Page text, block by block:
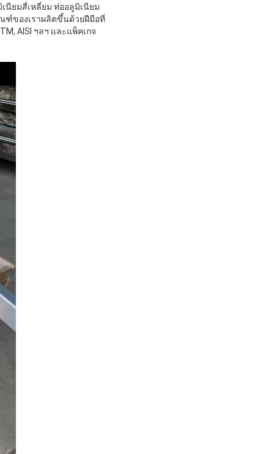
นียมสี่เหลี่ยม ท่ออลูมิเนียม
ฑ์ของเราผลิตขึ้นด้วยฝีมือที่
AISI ฯลฯ และแพ็คเกจ